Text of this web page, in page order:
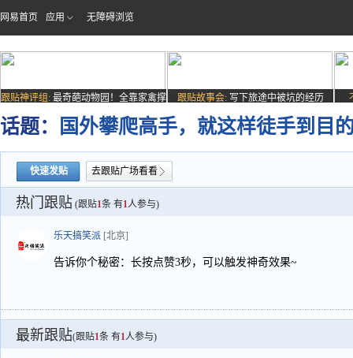
网易首页 应用 无障碍浏览
跟贴神评组: 最奇葩动物园！全靠家禽撑
场子
跟贴故事会: 写下旅途中被坑的经历
话题： 国外攀爬高手，就这样徒手到目
快速发贴 去跟贴广场看看
热门跟贴 (跟贴1条 有1人参与)
乐天搞笑派 [北京]
告诉你个秘密：长按点赞3秒，可以触发神奇效果~
最新跟贴(跟贴1条 有1人参与)